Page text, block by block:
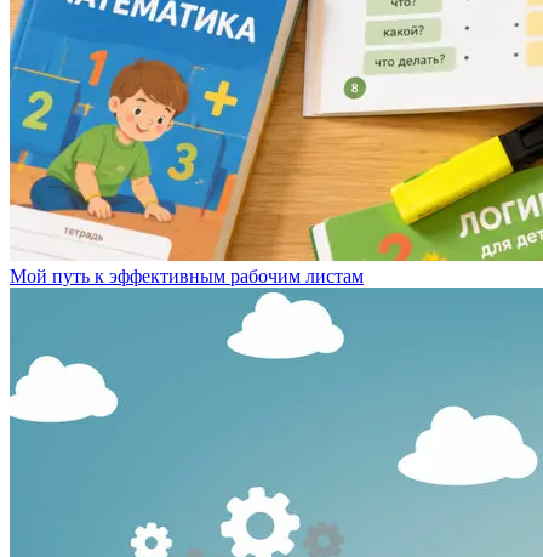
Мой путь к эффективным рабочим листам